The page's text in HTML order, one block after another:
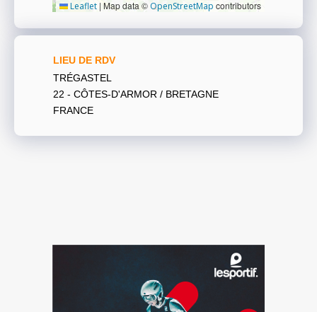
Leaflet | Map data © OpenStreetMap contributors
LIEU DE RDV
TRÉGASTEL
22 - CÔTES-D'ARMOR / BRETAGNE
FRANCE